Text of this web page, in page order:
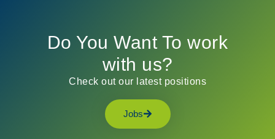
Do You Want To work
with us?
Check out our latest positions
Jobs